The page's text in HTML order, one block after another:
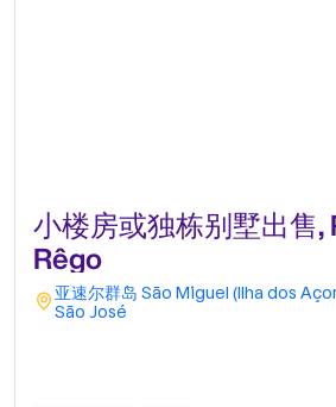
小楼房或独栋别墅出售,
Rêgo
亚速尔群岛 São Miguel (Ilha dos
São José